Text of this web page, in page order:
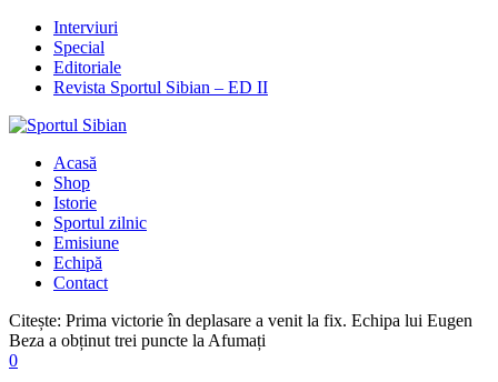
Interviuri
Special
Editoriale
Revista Sportul Sibian – ED II
Acasă
Shop
Istorie
Sportul zilnic
Emisiune
Echipă
Contact
Citește: Prima victorie în deplasare a venit la fix. Echipa lui Eugen
Beza a obținut trei puncte la Afumați
0